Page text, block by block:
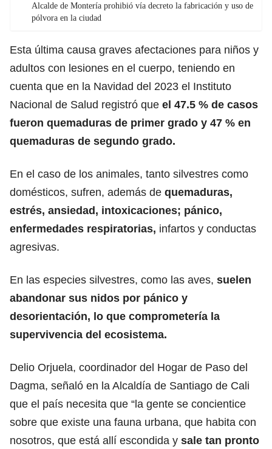
Alcalde de Montería prohibió vía decreto la fabricación y uso de
pólvora en la ciudad
Esta última causa graves afectaciones para niños y
adultos con lesiones en el cuerpo, teniendo en
cuenta que en la Navidad del 2023 el Instituto
Nacional de Salud registró que el 47.5 % de casos
fueron quemaduras de primer grado y 47 % en
quemaduras de segundo grado.
En el caso de los animales, tanto silvestres como
domésticos, sufren, además de quemaduras,
estrés, ansiedad, intoxicaciones; pánico,
enfermedades respiratorias, infartos y conductas
agresivas.
En las especies silvestres, como las aves, suelen
abandonar sus nidos por pánico y
desorientación, lo que comprometería la
supervivencia del ecosistema.
Delio Orjuela, coordinador del Hogar de Paso del
Dagma, señaló en la Alcaldía de Santiago de Cali
que el país necesita que “la gente se concientice
sobre que existe una fauna urbana, que habita con
nosotros, que está allí escondida y sale tan pronto